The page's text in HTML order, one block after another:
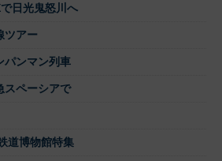
日光鬼怒川へ
ツアー
パンマン列車
スペーシアで
道博物館特集